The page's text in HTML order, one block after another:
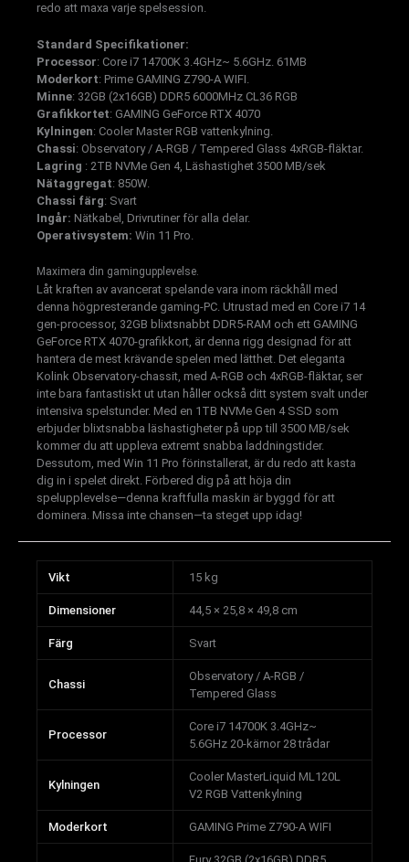
redo att maxa varje spelsession.
Standard Specifikationer:
Processor: Core i7 14700K 3.4GHz~ 5.6GHz. 61MB
Moderkort: Prime GAMING Z790-A WIFI.
Minne: 32GB (2x16GB) DDR5 6000MHz CL36 RGB
Grafikkortet: GAMING GeForce RTX 4070
Kylningen: Cooler Master RGB vattenkylning.
Chassi: Observatory / A-RGB / Tempered Glass 4xRGB-fläktar.
Lagring : 2TB NVMe Gen 4, Läshastighet 3500 MB/sek
Nätaggregat: 850W.
Chassi färg: Svart
Ingår: Nätkabel, Drivrutiner för alla delar.
Operativsystem: Win 11 Pro.
Maximera din gamingupplevelse.
Låt kraften av avancerat spelande vara inom räckhåll med
denna högpresterande gaming-PC. Utrustad med en Core i7 14
gen-processor, 32GB blixtsnabbt DDR5-RAM och ett GAMING
GeForce RTX 4070-grafikkort, är denna rigg designad för att
hantera de mest krävande spelen med lätthet. Det eleganta
Kolink Observatory-chassit, med A-RGB och 4xRGB-fläktar, ser
inte bara fantastiskt ut utan håller också ditt system svalt under
intensiva spelstunder. Med en 1TB NVMe Gen 4 SSD som
erbjuder blixtsnabba läshastigheter på upp till 3500 MB/sek
kommer du att uppleva extremt snabba laddningstider.
Dessutom, med Win 11 Pro förinstallerat, är du redo att kasta
dig in i spelet direkt. Förbered dig på att höja din
spelupplevelse—denna kraftfulla maskin är byggd för att
dominera. Missa inte chansen—ta steget upp idag!
Vikt 15 kg
Dimensioner 44,5 × 25,8 × 49,8 cm
Färg Svart
Chassi
Observatory / A-RGB /
Tempered Glass
Processor
Core i7 14700K 3.4GHz~
5.6GHz 20-kärnor 28 trådar
Kylningen
Cooler MasterLiquid ML120L
V2 RGB Vattenkylning
Moderkort GAMING Prime Z790-A WIFI